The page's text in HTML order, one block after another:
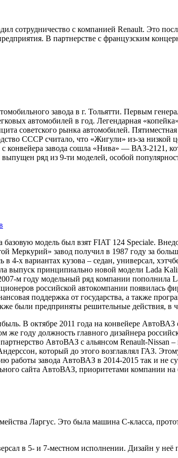
сотрудничество с компанией Renault. Это
В партнерстве с французским
завода в г. Тольятти. Первым
автомобилей в год. Легендарная
советского рынка автомобилей.
СССР считало, что «Жигули» из-за
завода сошла «Нива» — ВАЗ-2121,
ряд из 9-ти моделей, особой
базовую модель был взят FIAT 124 Speciale.
Меркурий» завод получил в 1987 году за
4-х вариантах кузова – седан, универсал,
выпуск принципиально новой модели Lada
м году модельный ряд компании пополнила
российской автокомпании появилась
поддержка от государства, а также
были предприняты решительные действия, в
В октябре 2011 года на конвейере
же году должность главного дизайнера
АвтоВАЗ с альянсом Renault-Nissan
который до этого возглавлял ГАЗ.
работы завода АвтоВАЗ в 2014-2015 так и не
сайта АвтоВАЗ, приоритетами компании
Ларгус. Это была машина С-класса,
в 5- и 7-местном исполнении. Дизайн у